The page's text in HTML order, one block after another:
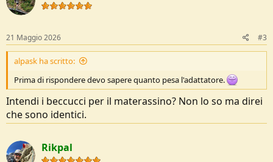
21 Maggio 2026 #3
alpask ha scritto:
Prima di rispondere devo sapere quanto pesa l'adattatore.
Intendi i beccucci per il materassino? Non lo so ma direi
che sono identici.
Rikpal